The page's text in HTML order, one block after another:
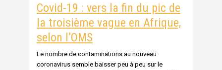
Covid-19 : vers la fin du pic de
la troisième vague en Afrique,
selon l’OMS
Le nombre de contaminations au nouveau
coronavirus semble baisser peu à peu sur le